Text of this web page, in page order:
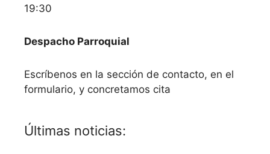
19:30
Despacho Parroquial
Escríbenos en la sección de contacto, en el
formulario, y concretamos cita
Últimas noticias: